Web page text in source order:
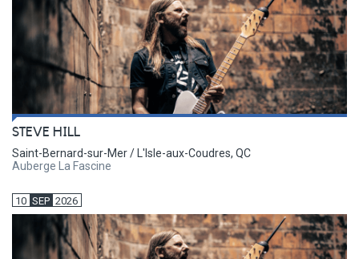
STEVE HILL
Saint-Bernard-sur-Mer / L'Isle-aux-Coudres, QC
Auberge La Fascine
10 SEP 2026